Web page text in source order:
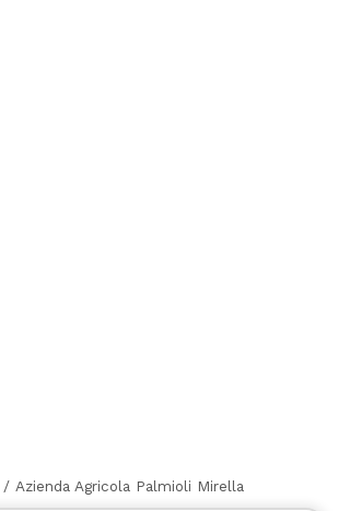
/ Azienda Agricola Palmioli Mirella